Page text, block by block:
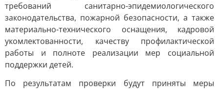
требований санитарно-эпидемиологического
законодательства, пожарной безопасности, а также
материально-технического оснащения, кадровой
укомлектованности, качеству профилактической
работы и полноте реализации мер социальной
поддержки детей.
По результатам проверки будут приняты меры